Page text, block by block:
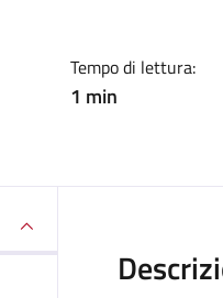
Tempo di lettura:
1 min